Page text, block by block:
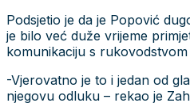
Podsjetio je da je Popović
je bilo već duže vrijeme
komunikaciju s rukovodstvom
-Vjerovatno je to i jedan od
njegovu odluku – rekao je